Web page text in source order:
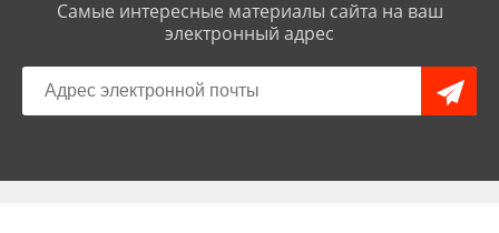
Самые интересные материалы сайта на ваш
электронный адрес